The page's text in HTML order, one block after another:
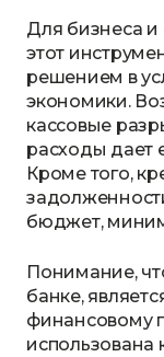
Для бизнеса и
этот
решением в
экономики.
кассовые
расходы дает
Кроме того,
бюджет,
Понимание,
банке,
финансовому
использована